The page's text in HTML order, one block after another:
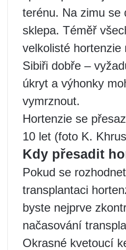
terénu. Na zimu se
sklepa. Téměř
velkolisté hortenzie
Sibiři dobře –
úkryt a výhonky
vymrznout.
Hortenzie se
10 let (foto K.
Kdy přesadit
Pokud se
transplantaci
byste nejprve
načasování
Okrasné kvetoucí